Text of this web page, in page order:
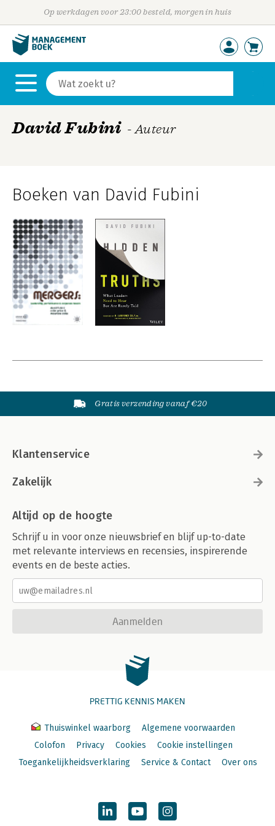
Op werkdagen voor 23:00 besteld, morgen in huis
David Fubini - Auteur
Boeken van David Fubini
Gratis verzending vanaf €20
Klantenservice
Zakelijk
Altijd op de hoogte
Schrijf u in voor onze nieuwsbrief en blijf up-to-date
met relevante interviews en recensies, inspirerende
events en de beste acties.
Aanmelden
PRETTIG KENNIS MAKEN
Thuiswinkel waarborg
Algemene voorwaarden
Colofon
Privacy Cookies
Cookie instellingen
Toegankelijkheidsverklaring
Service & Contact Over ons